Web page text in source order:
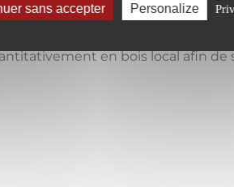
sans accepter Personalize
établissements, 31400
en bois local afin de